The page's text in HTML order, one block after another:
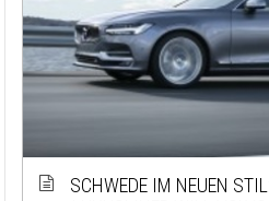
SCHWEDE IM NEUEN